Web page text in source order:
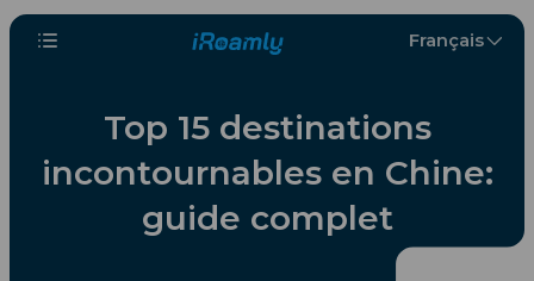
Français
Top 15 destinations
incontournables en Chine:
guide complet